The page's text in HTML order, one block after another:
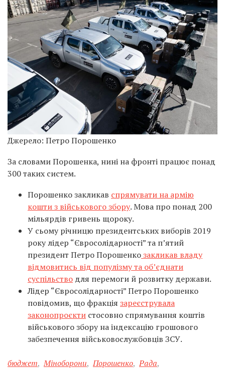
Джерело: Петро Порошенко
За словами Порошенка, нині на фронті працює понад
300 таких систем.
Порошенко закликав спрямувати на армію
кошти з військового збору. Мова про понад 200
мільярдів гривень щороку.
У сьому річницю президентських виборів 2019
року лідер “Євросолідарності” та п’ятий
президент Петро Порошенкозакликав владу
відмовитись від популізму та об’єднати
суспільство для перемоги й розвитку держави.
Лідер “Євросолідарності” Петро Порошенко
повідомив, що фракція зареєструвала
законопроєкти стосовно спрямування коштів
військового збору на індексацію грошового
забезпечення військовослужбовців ЗСУ.
бюджет, Міноборони, Порошенко, Рада,